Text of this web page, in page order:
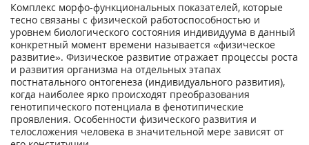
Комплекс морфо-функциональных показателей, которые
тесно связаны с физической работоспособностью и
уровнем биологического состояния индивидуума в данный
конкретный момент времени называется «физическое
развитие». Физическое развитие отражает процессы роста
и развития организма на отдельных этапах
постнатального онтогенеза (индивидуального развития),
когда наиболее ярко происходят преобразования
генотипического потенциала в фенотипические
проявления. Особенности физического развития и
телосложения человека в значительной мере зависят от